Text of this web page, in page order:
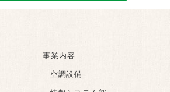
事業内容
– 空調設備